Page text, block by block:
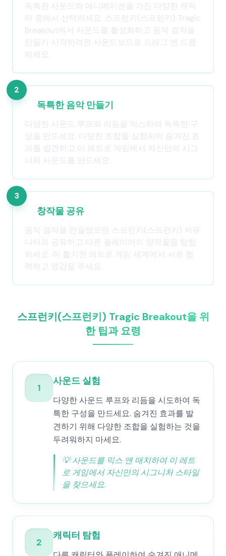
독특한 사운드와 애니메이션을 가진 다양한 캐릭
터 중에서 선택하세요. 스프런키(스프런키) Tragic
Breakout에서 사운드를 활성화하고 음악 걸작을
만들기 시작하려면 사운드보드로 드래그 앤 드롭
하세요.
2
독특한 음악 만들기
다양한 사운드 루프와 리듬을 믹스하여 독특한 구
성을 만드세요. 다양한 조합을 실험하여 숨겨진 효
과를 발견하고 이 레트로 게임에서 자신만의 시그
니처 사운드를 만드세요.
3
창작물 공유
음악 걸작을 만들었으면 스프런키(스프런키) 커뮤
니티와 공유하고 다른 플레이어의 창작물을 탐험
하세요. 이 활기찬 레트로 게임 세계에서 서로 협
력하고 영감을 주세요.
스프런키(스프런키) Tragic Breakout을 위
한 팁과 요령
1
사운드 실험
다양한 사운드 루프와 리듬을 시도하여 독
특한 구성을 만드세요. 숨겨진 효과를 발
견하기 위해 다양한 조합을 실험하는 것을
두려워하지 마세요.
💡사운드를 믹스 앤 매치하여 이 레트
로 게임에서 자신만의 시그니처 스타일
을 찾으세요.
2
캐릭터 탐험